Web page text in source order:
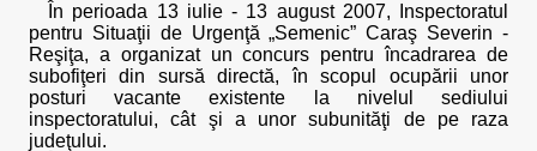
În perioada 13 iulie - 13 august 2007, Inspectoratul
pentru Situaţii de Urgenţă „Semenic” Caraş Severin -
Reşiţa, a organizat un concurs pentru încadrarea de
subofiţeri din sursă directă, în scopul ocupării unor
posturi vacante existente la nivelul sediului
inspectoratului, cât şi a unor subunităţi de pe raza
judeţului.